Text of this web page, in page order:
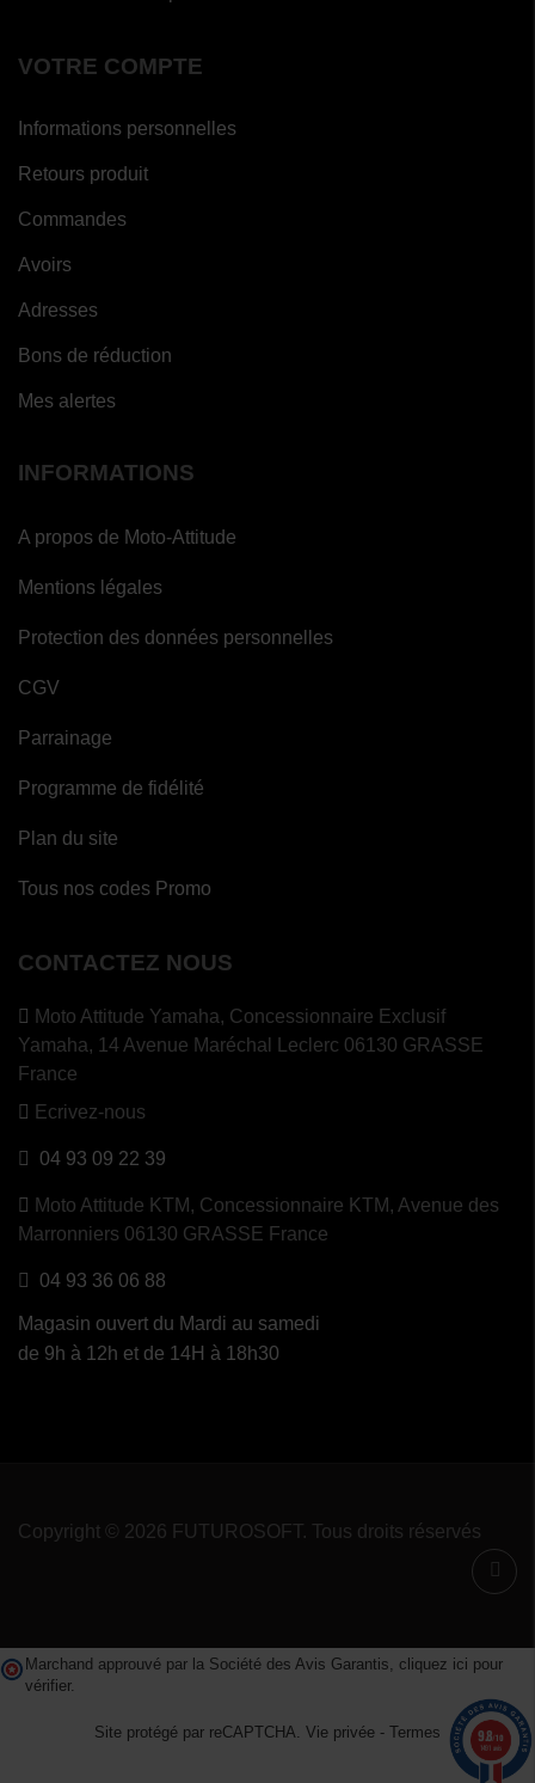
VOTRE COMPTE
Informations personnelles
Retours produit
Commandes
Avoirs
Adresses
Bons de réduction
Mes alertes
INFORMATIONS
A propos de Moto-Attitude
Mentions légales
Protection des données personnelles
CGV
Parrainage
Programme de fidélité
Plan du site
Tous nos codes Promo
CONTACTEZ NOUS
Moto Attitude Yamaha, Concessionnaire Exclusif
Yamaha, 14 Avenue Maréchal Leclerc 06130 GRASSE
France
Ecrivez-nous
04 93 09 22 39
Moto Attitude KTM, Concessionnaire KTM, Avenue des
Marronniers 06130 GRASSE France
04 93 36 06 88
Magasin ouvert du Mardi au samedi
de 9h à 12h et de 14H à 18h30
Copyright © 2026 FUTUROSOFT. Tous droits réservés
Marchand approuvé par la Société des Avis Garantis, cliquez ici pour
vérifier.
Site protégé par reCAPTCHA. Vie privée - Termes 9.8/10
1491 avis